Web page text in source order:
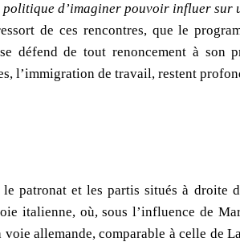
d’imaginer pouvoir influer sur
de ces rencontres, que le
défend de tout renoncement à son
l’immigration de travail, restent
le patronat et les partis situés à droite
italienne, où, sous l’influence de
allemande, comparable à celle de